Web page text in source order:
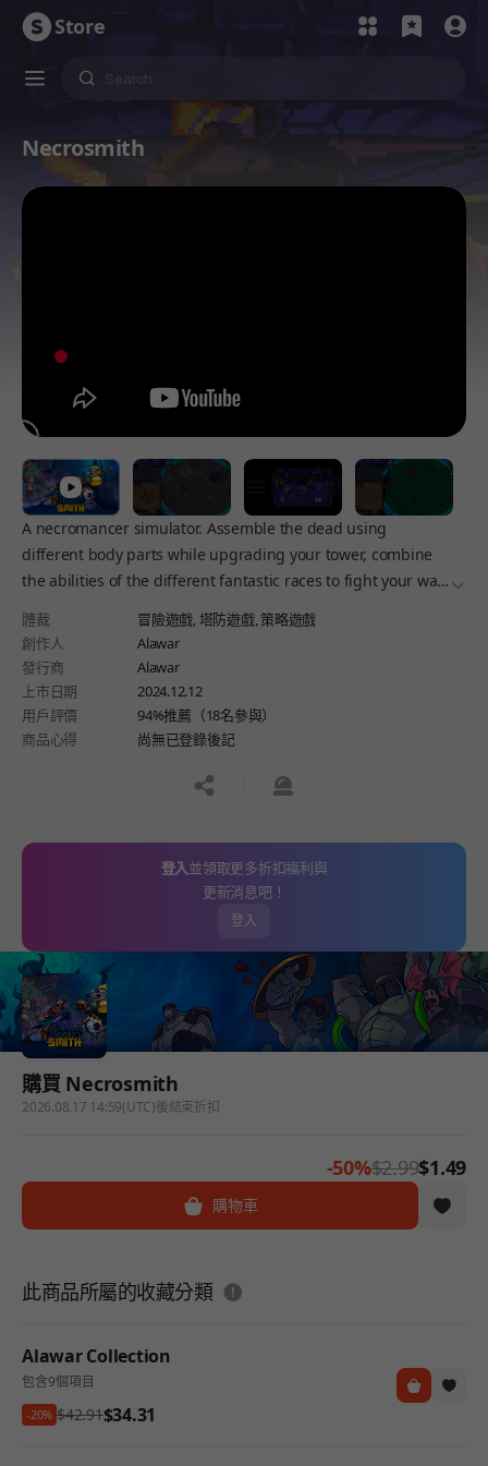
Store
Necrosmith
A necromancer simulator. Assemble the dead using
different body parts while upgrading your tower, combine
the abilities of the different fantastic races to fight your way
ones’.
더보
體裁 冒險遊戲, 塔防遊戲, 策略遊戲
創作人
Alawar
發行商
Alawar
上市日期
2024.12.12
用戶評價
94%推薦（18名參與）
商品心得
尚無已登錄後記
공유하기신고하기
登入並領取更多折扣福利與
更新消息吧！
登入
購買 Necrosmith
2026.08.17 14:59(UTC)後結束折扣
-50%$2.99$1.49
購物車
此商品所屬的收藏分類 도움말
Alawar Collection
包含9個項目
-20% $42.91$34.31